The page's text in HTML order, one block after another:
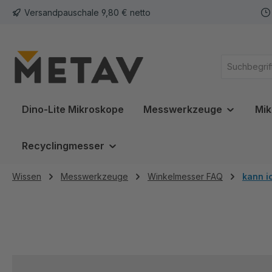
Zur Hauptnavigation springen
Versandpauschale 9,80 € netto
Dino-Lite Mikroskope Messwerkzeuge
Recyclingmesser
Wissen Messwerkzeuge Winkelmesser FAQ kann